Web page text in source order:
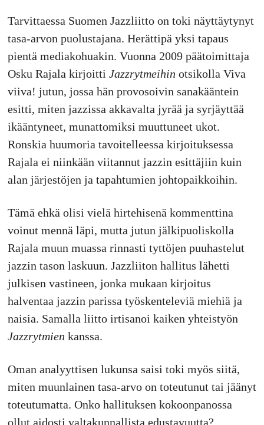
Tarvittaessa Suomen Jazzliitto on toki näyttäytynyt
tasa-arvon puolustajana. Herättipä yksi tapaus
pientä mediakohuakin. Vuonna 2009 päätoimittaja
Osku Rajala kirjoitti Jazzrytmeihin otsikolla Viva
viiva! jutun, jossa hän provosoivin sanakääntein
esitti, miten jazzissa akkavalta jyrää ja syrjäyttää
ikääntyneet, munattomiksi muuttuneet ukot.
Ronskia huumoria tavoitelleessa kirjoituksessa
Rajala ei niinkään viitannut jazzin esittäjiin kuin
alan järjestöjen ja tapahtumien johtopaikkoihin.
Tämä ehkä olisi vielä hirtehisenä kommenttina
voinut mennä läpi, mutta jutun jälkipuoliskolla
Rajala muun muassa rinnasti tyttöjen puuhastelut
jazzin tason laskuun. Jazzliiton hallitus lähetti
julkisen vastineen, jonka mukaan kirjoitus
halventaa jazzin parissa työskenteleviä miehiä ja
naisia. Samalla liitto irtisanoi kaiken yhteistyön
Jazzrytmien kanssa.
Oman analyyttisen lukunsa saisi toki myös siitä,
miten muunlainen tasa-arvo on toteutunut tai jäänyt
toteutumatta. Onko hallituksen kokoonpanossa
ollut aidosti valtakunnallista edustavuutta?